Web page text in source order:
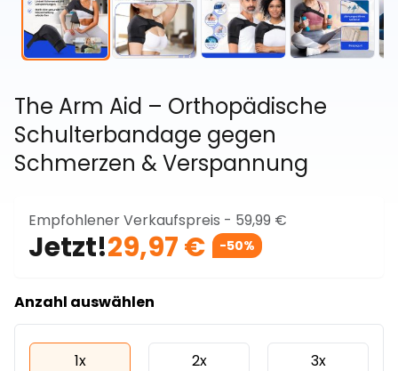
The Arm Aid – Orthopädische
Schulterbandage gegen
Schmerzen & Verspannung
Empfohlener Verkaufspreis - 59,99 €
Jetzt!29,97 € -50%
Anzahl auswählen
1x
2x
3x